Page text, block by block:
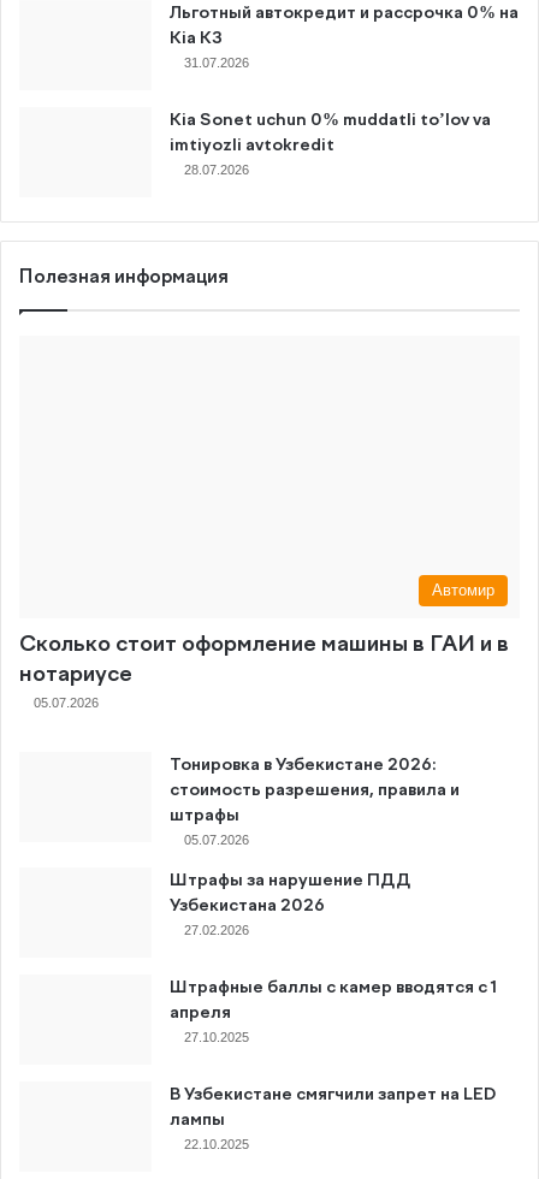
Льготный автокредит и рассрочка 0% на
Kia K3
31.07.2026
Kia Sonet uchun 0% muddatli to’lov va
imtiyozli avtokredit
28.07.2026
Полезная информация
Автомир
Сколько стоит оформление машины в ГАИ и в
нотариусе
05.07.2026
Тонировка в Узбекистане 2026:
стоимость разрешения, правила и
штрафы
05.07.2026
Штрафы за нарушение ПДД
Узбекистана 2026
27.02.2026
Штрафные баллы с камер вводятся с 1
апреля
27.10.2025
В Узбекистане смягчили запрет на LED
лампы
22.10.2025